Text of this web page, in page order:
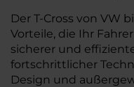
Der T-Cross von VW
Vorteile, die Ihr
sicherer und
fortschrittlicher
Design und